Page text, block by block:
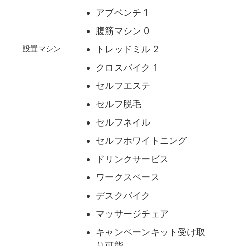
設置マシン
アブベンチ 1
腹筋マシン 0
トレッドミル 2
クロスバイク 1
セルフエステ
セルフ脱毛
セルフネイル
セルフホワイトニング
ドリンクサービス
ワークスペース
デスクバイク
マッサージチェア
キャンペーンキット受け取